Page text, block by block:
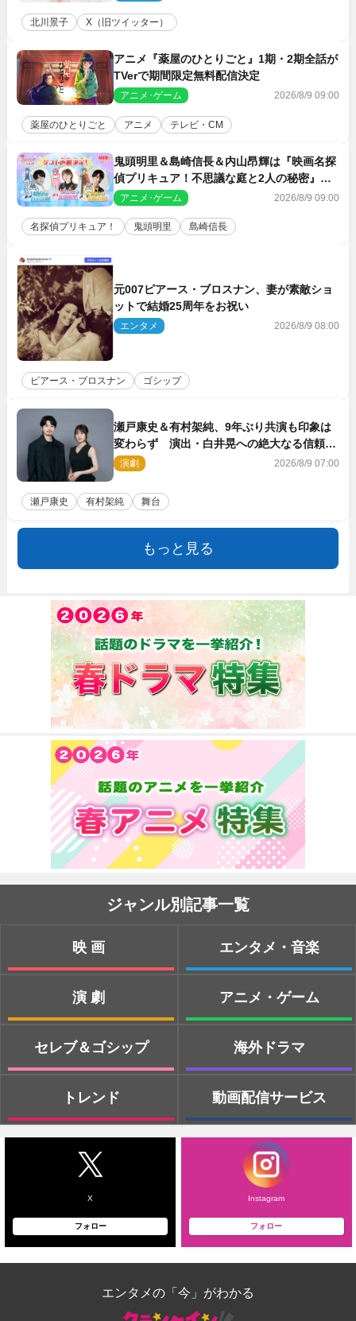
北川景子 X（旧ツイッター）
アニメ『薬屋のひとりごと』1期・2期全話が
TVerで期間限定無料配信決定
アニメ･ゲーム 2026/8/9 09:00
薬屋のひとりごと アニメ テレビ・CM
鬼頭明里＆島崎信長＆内山昂輝は『映画名探
偵プリキュア！不思議な庭と2人の秘密』ゲ
スト声優に決定
アニメ･ゲーム 2026/8/9 09:00
名探偵プリキュア！ 鬼頭明里 島崎信長
元007ピアース・ブロスナン、妻が素敵ショ
ットで結婚25周年をお祝い
エンタメ 2026/8/9 08:00
ピアース・ブロスナン ゴシップ
瀬戸康史＆有村架純、9年ぶり共演も印象は
変わらず 演出・白井晃への絶大なる信頼を
胸に舞台『キュー』に挑む
演劇 2026/8/9 07:00
瀬戸康史 有村架純 舞台
もっと見る
ジャンル別記事一覧
映画
演劇
セレブ＆ゴシップ
トレンド
エンタメ・音楽
アニメ・ゲーム
海外ドラマ
動画配信サービス
X
フォロー
Instagram
フォロー
エンタメの「今」がわかる